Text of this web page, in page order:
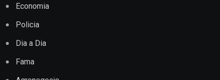
Economia
Policia
Dia a Dia
Fama